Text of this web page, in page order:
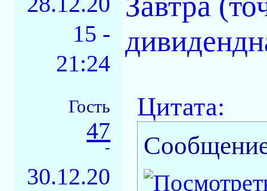
15 -
21:24
Гость
47
-
30.12.20
Цитата: